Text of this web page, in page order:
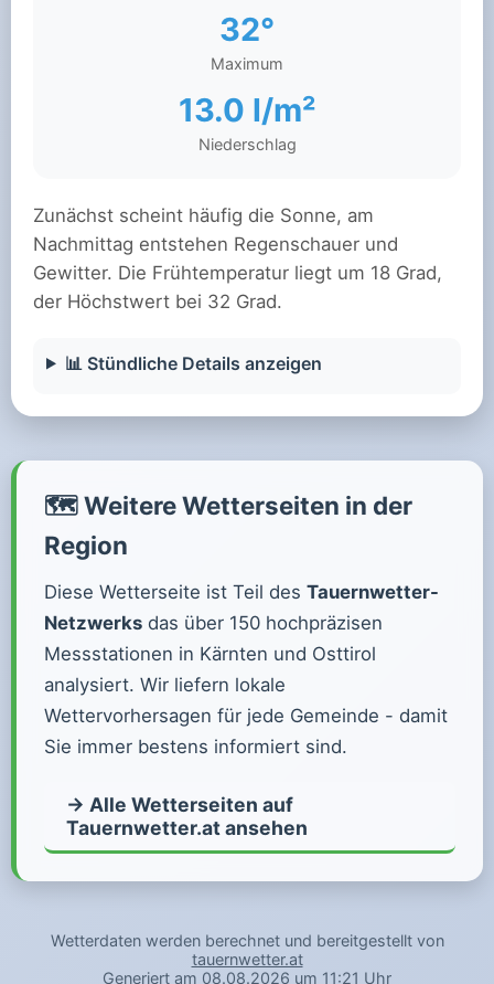
32°
Maximum
13.0 l/m²
Niederschlag
Zunächst scheint häufig die Sonne, am
Nachmittag entstehen Regenschauer und
Gewitter. Die Frühtemperatur liegt um 18 Grad,
der Höchstwert bei 32 Grad.
📊 Stündliche Details anzeigen
🗺️ Weitere Wetterseiten in der
Region
Diese Wetterseite ist Teil des Tauernwetter-
Netzwerks das über 150 hochpräzisen
Messstationen in Kärnten und Osttirol
analysiert. Wir liefern lokale
Wettervorhersagen für jede Gemeinde - damit
Sie immer bestens informiert sind.
→ Alle Wetterseiten auf
Tauernwetter.at ansehen
Wetterdaten werden berechnet und bereitgestellt von
tauernwetter.at
Generiert am 08.08.2026 um 11:21 Uhr